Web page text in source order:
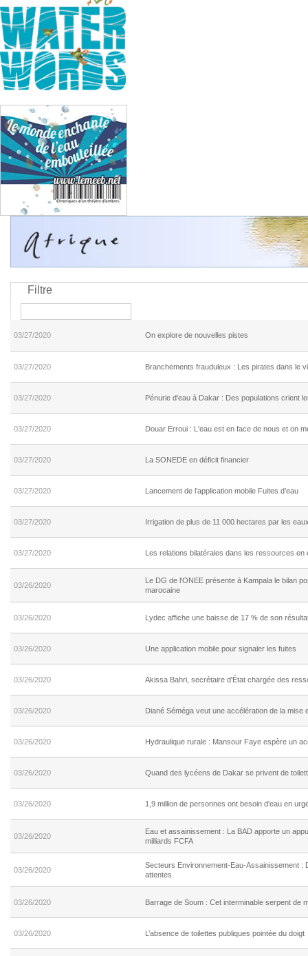
Filtre
03/27/2020 On explore de nouvelles pistes
03/27/2020 Branchements frauduleux : Les pirates dans le
03/27/2020 Pénurie d'eau à Dakar : Des populations crient
03/27/2020 Douar Erroui : L'eau est en face de nous et on
03/27/2020 La SONEDE en déficit financier
03/27/2020 Lancement de l’application mobile Fuites d’eau
03/27/2020 Irrigation de plus de 11 000 hectares par les
03/27/2020 Les relations bilatérales dans les ressources en
03/26/2020
Le DG de l'ONEE présente à Kampala le bilan
marocaine
03/26/2020 Lydec affiche une baisse de 17 % de son
03/26/2020 Une application mobile pour signaler les fuites
03/26/2020 Akissa Bahri, secrétaire d'État chargée des
03/26/2020 Diané Séméga veut une accélération de la
03/26/2020 Hydraulique rurale : Mansour Faye espère un
03/26/2020 Quand des lycéens de Dakar se privent de
03/26/2020 1,9 million de personnes ont besoin d'eau en
03/26/2020
Eau et assainissement : La BAD apporte un
milliards FCFA
03/26/2020
Secteurs Environnement-Eau-Assainissement :
attentes
03/26/2020 Barrage de Soum : Cet interminable serpent de
03/26/2020 L’absence de toilettes publiques pointée du doigt